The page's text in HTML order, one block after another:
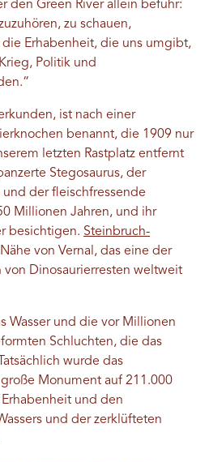
den Green River allein befuhr:
zu schauen,
Erhabenheit, die uns umgibt,
Politik und
ist nach einer
benannt, die 1909 nur
letzten Rastplatz entfernt
Stegosaurus, der
und der fleischfressende
Millionen Jahren, und ihr
besichtigen. Steinbruch-
von Vernal, das eine der
Dinosaurierresten weltweit
Wasser und die vor Millionen
Schluchten, die das
wurde das
Monument auf 211.000
und den
und der zerklüfteten